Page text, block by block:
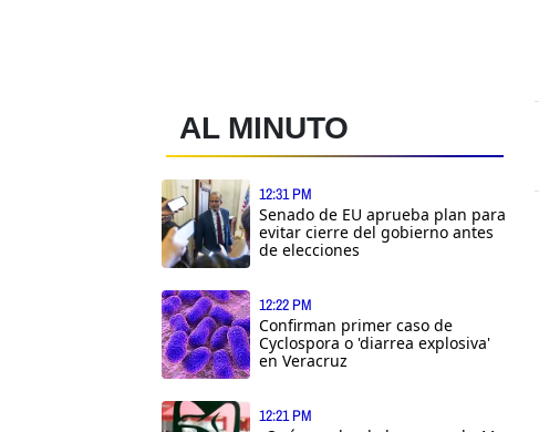
AL MINUTO
12:31 PM
Senado de EU aprueba plan para
evitar cierre del gobierno antes
de elecciones
12:22 PM
Confirman primer caso de
Cyclospora o 'diarrea explosiva'
en Veracruz
12:21 PM